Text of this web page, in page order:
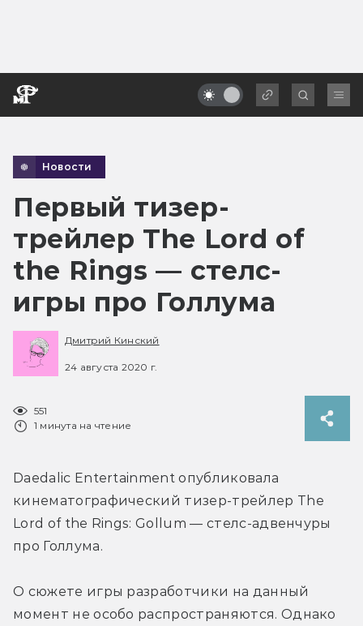
Новости
Первый тизер-
трейлер The Lord of
the Rings — стелс-
игры про Голлума
Дмитрий Кинский
24 августа 2020 г.
551
1 минута на чтение
Daedalic Entertainment опубликовала
кинематографический тизер-трейлер The
Lord of the Rings: Gollum — стелс-адвенчуры
про Голлума.
О сюжете игры разработчики на данный
момент не особо распространяются. Однако